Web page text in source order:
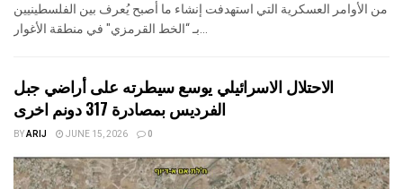
من الأوامر العسكرية التي استهدفت إنشاء ما أصبح يُعرف بين الفلسطينيين
الاحتلال الاسرائيلي يوسع سيطرته على أراضي جبل
الفرديس بمصادرة 317 دونم اخرى
BYARIJ JUNE 15, 2026 0